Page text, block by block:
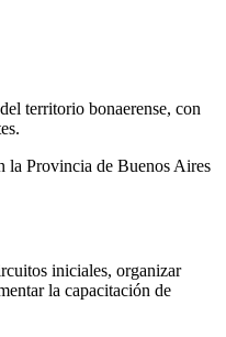
territorio bonaerense, con
iniciales, organizar
la capacitación de